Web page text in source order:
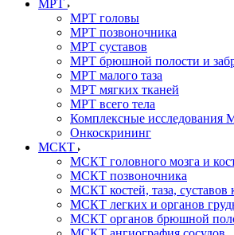
МРТ
МРТ головы
МРТ позвоночника
МРТ суставов
МРТ брюшной полости и
МРТ малого таза
МРТ мягких тканей
МРТ всего тела
Комплексные исследования
Онкоскрининг
МСКТ
МСКТ головного мозга и
МСКТ позвоночника
МСКТ костей, таза, суставов
МСКТ легких и органов
МСКТ органов брюшной